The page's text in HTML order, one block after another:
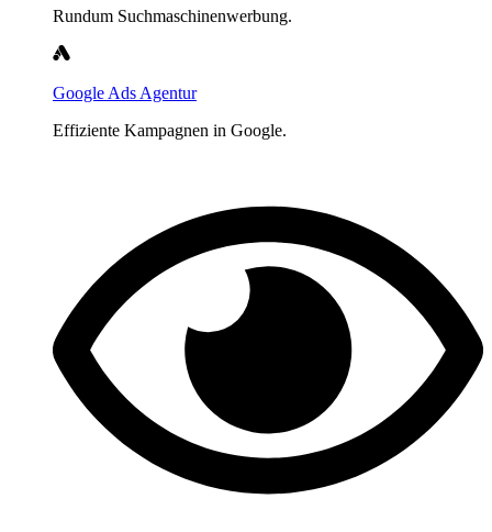
Rundum Suchmaschinenwerbung.
Google Ads Agentur
Effiziente Kampagnen in Google.